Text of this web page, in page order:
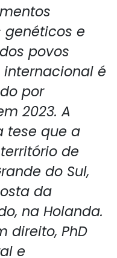
genéticos e
povos
é
por
2023. A
tese que a
de
do Sul,
da
na Holanda.
direito, PhD
e